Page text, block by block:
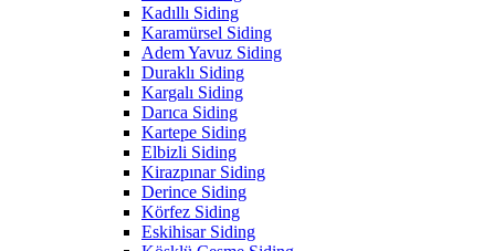
Kadıllı Siding
Karamürsel Siding
Adem Yavuz Siding
Duraklı Siding
Kargalı Siding
Darıca Siding
Kartepe Siding
Elbizli Siding
Kirazpınar Siding
Derince Siding
Körfez Siding
Eskihisar Siding